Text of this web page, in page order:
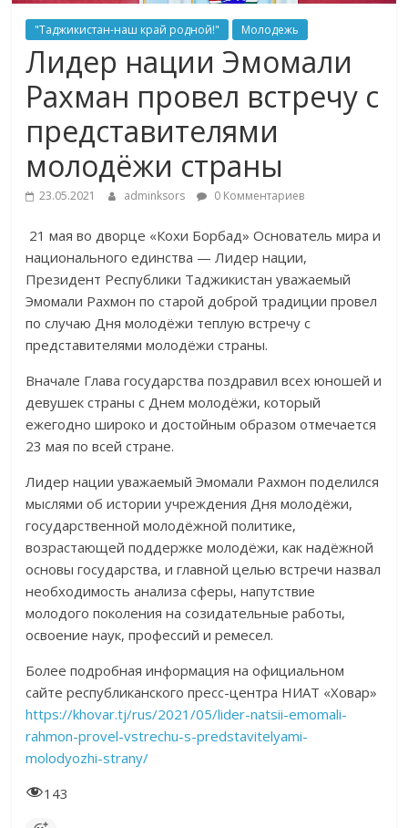
"Таджикистан-наш край родной!" Молодежь
Лидер нации Эмомали
Рахман провел встречу с
представителями
молодёжи страны
23.05.2021 adminksors 0 Комментариев
21 мая во дворце «Кохи Борбад» Основатель мира и
национального единства — Лидер нации,
Президент Республики Таджикистан уважаемый
Эмомали Рахмон по старой доброй традиции провел
по случаю Дня молодёжи теплую встречу с
представителями молодёжи страны.
Вначале Глава государства поздравил всех юношей и
девушек страны с Днем молодёжи, который
ежегодно широко и достойным образом отмечается
23 мая по всей стране.
Лидер нации уважаемый Эмомали Рахмон поделился
мыслями об истории учреждения Дня молодёжи,
государственной молодёжной политике,
возрастающей поддержке молодёжи, как надёжной
основы государства, и главной целью встречи назвал
необходимость анализа сферы, напутствие
молодого поколения на созидательные работы,
освоение наук, профессий и ремесел.
Более подробная информация на официальном
сайте республиканского пресс-центра НИАТ «Ховар»
https://khovar.tj/rus/2021/05/lider-natsii-emomali-
rahmon-provel-vstrechu-s-predstavitelyami-
molodyozhi-strany/
143